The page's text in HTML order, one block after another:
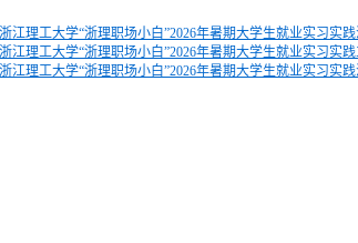
江理工大学“浙理职场小白”2026年暑期大学生就业实习实
江理工大学“浙理职场小白”2026年暑期大学生就业实习实
江理工大学“浙理职场小白”2026年暑期大学生就业实习实